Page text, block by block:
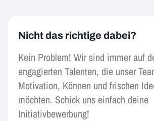
Nicht das richtige dabei?
Kein Problem! Wir sind immer auf
engagierten Talenten, die unser
Motivation, Können und frischen
möchten. Schick uns einfach deine
Initiativbewerbung!